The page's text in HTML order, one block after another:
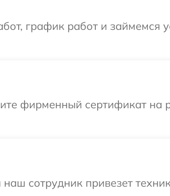
график работ и займемся
фирменный сертификат на
сотрудник привезет